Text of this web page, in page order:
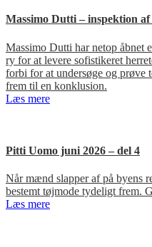
Massimo Dutti – inspektion
Massimo Dutti har netop
ry for at levere sofistikeret
forbi for at undersøge og prøve
frem til en konklusion.
Læs mere
Pitti Uomo juni 2026 – del 4
Når mænd slapper af på byens
bestemt tøjmode tydeligt frem.
Læs mere